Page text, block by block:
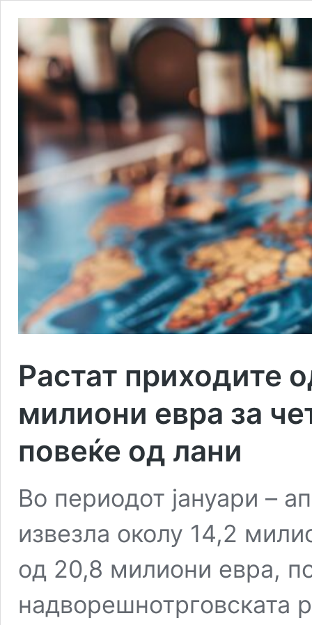
Растат приходите
милиони евра за
повеќе од лани
Во периодот јануари –
извезла околу 14,2
од 20,8 милиони евра,
надворешнотрговската